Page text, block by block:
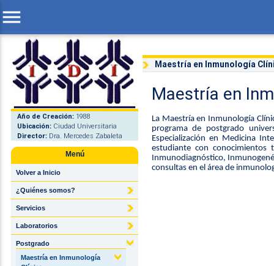
menu
Año de Creación: 1988
Ubicación: Ciudad Universitaria
Director: Dra. Mercedes Zabaleta
Menú
Volver a Inicio
¿Quiénes somos?
Servicios
Laboratorios
Postgrado
Maestría en Inmunología
Maestría en Inmunología
Maestría en
La Maestría en Inmunología
programa de postgrado
Especialización en Medicina
estudiante con conocimientos
Inmunodiagnóstico,
consultas en el área de